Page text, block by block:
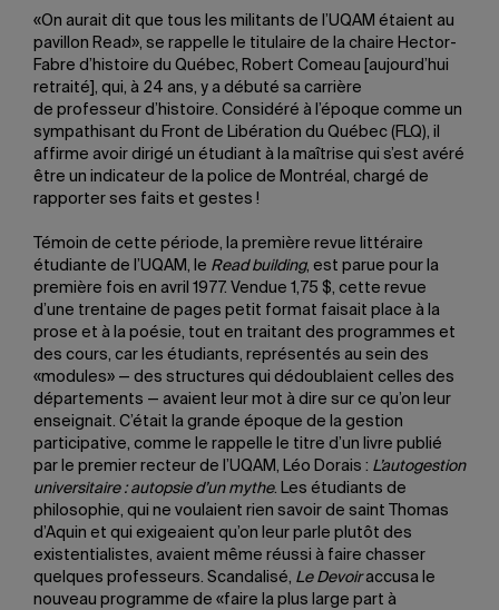
«On aurait dit que tous les militants de l’UQAM étaient au
pavillon Read», se rappelle le titulaire de la chaire Hector-
Fabre d’histoire du Québec, Robert Comeau [aujourd’hui
retraité], qui, à 24 ans, y a débuté sa carrière
de professeur d’histoire. Considéré à l’époque comme un
sympathisant du Front de Libération du Québec (FLQ), il
affirme avoir dirigé un étudiant à la maîtrise qui s’est avéré
être un indicateur de la police de Montréal, chargé de
rapporter ses faits et gestes !
Témoin de cette période, la première revue littéraire
étudiante de l’UQAM, le Read building, est parue pour la
première fois en avril 1977. Vendue 1,75 $, cette revue
d’une trentaine de pages petit format faisait place à la
prose et à la poésie, tout en traitant des programmes et
des cours, car les étudiants, représentés au sein des
«modules» — des structures qui dédoublaient celles des
départements — avaient leur mot à dire sur ce qu’on leur
enseignait. C’était la grande époque de la gestion
participative, comme le rappelle le titre d’un livre publié
par le premier recteur de l’UQAM, Léo Dorais : L’autogestion
universitaire : autopsie d’un mythe. Les étudiants de
philosophie, qui ne voulaient rien savoir de saint Thomas
d’Aquin et qui exigeaient qu’on leur parle plutôt des
existentialistes, avaient même réussi à faire chasser
quelques professeurs. Scandalisé, Le Devoiraccusa le
nouveau programme de «faire la plus large part à